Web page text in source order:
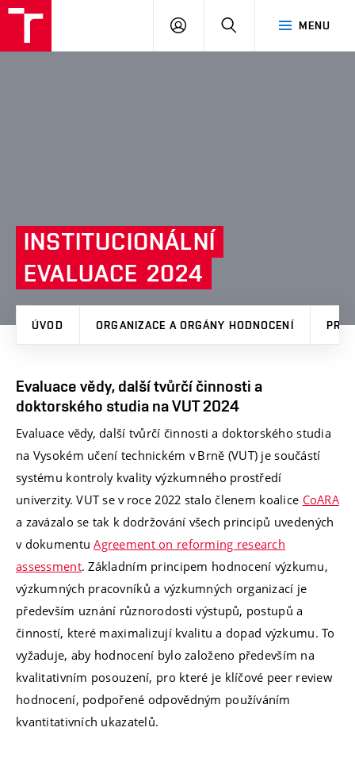
MENU
PŘIHLÁSIT
INSTITUCIONÁLNÍ
EVALUACE 2024
ÚVOD ORGANIZACE A ORGÁNY HODNOCENÍ
Evaluace vědy, další tvůrčí činnosti a
doktorského studia na VUT 2024
Evaluace vědy, další tvůrčí činnosti a doktorského studia
na Vysokém učení technickém v Brně (VUT) je součástí
systému kontroly kvality výzkumného prostředí
univerzity. VUT se v roce 2022 stalo členem koalice CoARA
a zavázalo se tak k dodržování všech principů uvedených
v dokumentuAgreement on reforming research
assessment. Základním principem hodnocení výzkumu,
výzkumných pracovníků a výzkumných organizací je
především uznání různorodosti výstupů, postupů a
činností, které maximalizují kvalitu a dopad výzkumu. To
vyžaduje, aby hodnocení bylo založeno především na
kvalitativním posouzení, pro které je klíčové peer review
hodnocení, podpořené odpovědným používáním
kvantitativních ukazatelů.